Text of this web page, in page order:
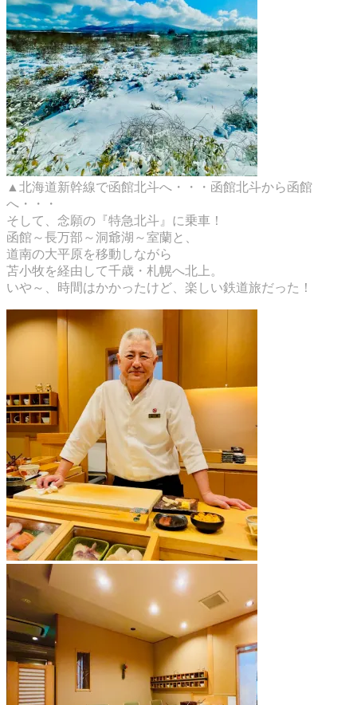
▲北海道新幹線で函館北斗へ・・・函館北斗から函館
へ・・・
そして、念願の『特急北斗』に乗車！
函館～長万部～洞爺湖～室蘭と、
道南の大平原を移動しながら
苫小牧を経由して千歳・札幌へ北上。
いや～、時間はかかったけど、楽しい鉄道旅だった！